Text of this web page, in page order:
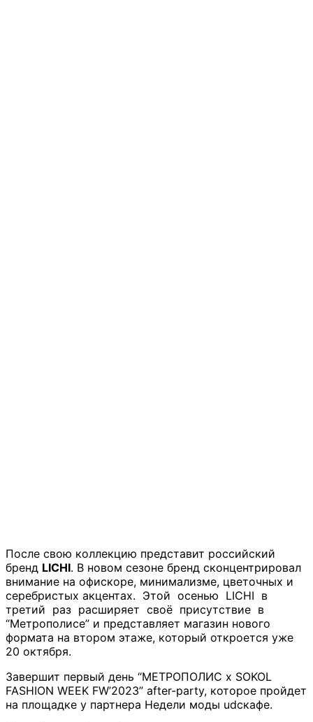
После свою коллекцию представит российский
бренд LICHI. В новом сезоне бренд сконцентрировал
внимание на офискоре, минимализме, цветочных и
серебристых акцентах. Этой осенью LICHI в
третий раз расширяет своё присутствие в
“Метрополисе” и представляет магазин нового
формата на втором этаже, который откроется уже
20 октября.
Завершит первый день “МЕТРОПОЛИС x SOKOL
FASHION WEEK FW’2023” after-party, которое пройдет
на площадке у партнера Недели моды udcкафе.